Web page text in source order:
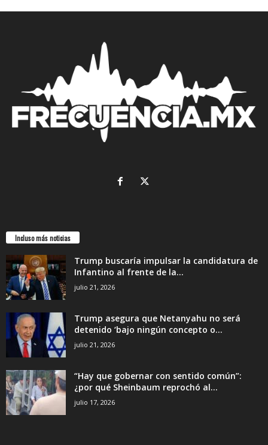
Incluso más noticias
Trump buscaría impulsar la candidatura de
Infantino al frente de la...
julio 21, 2026
Trump asegura que Netanyahu no será
detenido ‘bajo ningún concepto o...
julio 21, 2026
“Hay que gobernar con sentido común”:
¿por qué Sheinbaum reprochó al...
julio 17, 2026